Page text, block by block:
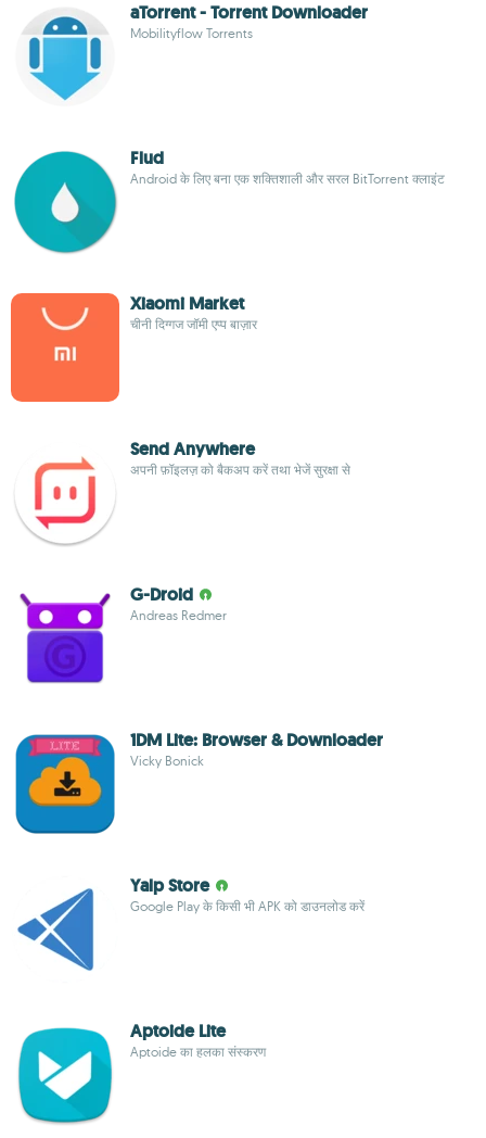
aTorrent - Torrent Downloader
Mobilityflow Torrents
Flud
Android के लिए बना एक शक्तिशाली और सरल BitTorrent क्लाइंट
Xiaomi Market
चीनी दिग्गज जॉमी एप्प बाज़ार
Send Anywhere
अपनी फ़ॉइलज़ को बैकअप करें तथा भेजें सुरक्षा से
G-Droid
Andreas Redmer
1DM Lite: Browser & Downloader
Vicky Bonick
Yalp Store
Google Play के किसी भी APK को डाउनलोड करें
Aptoide Lite
Aptoide का हलका संस्करण